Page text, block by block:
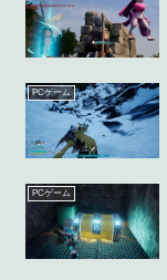
PCゲーム
PCゲーム